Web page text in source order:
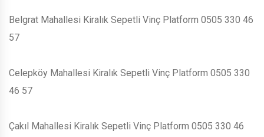
Belgrat Mahallesi Kiralık Sepetli Vinç Platform 0505 330 46
57
Celepköy Mahallesi Kiralık Sepetli Vinç Platform 0505 330
46 57
Çakıl Mahallesi Kiralık Sepetli Vinç Platform 0505 330 46